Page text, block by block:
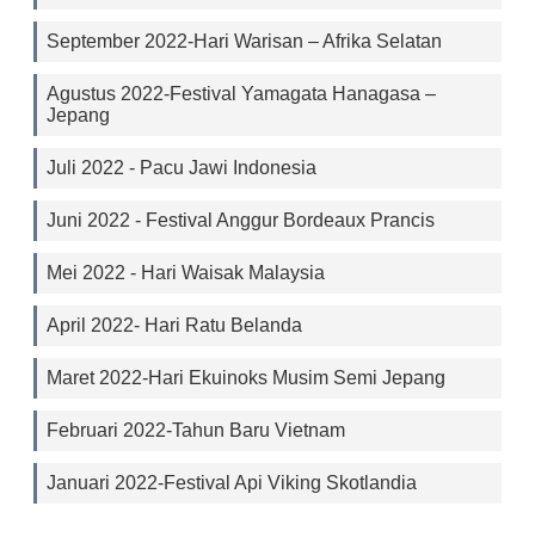
September 2022-Hari Warisan – Afrika Selatan
Agustus 2022-Festival Yamagata Hanagasa –
Jepang
Juli 2022 - Pacu Jawi Indonesia
Juni 2022 - Festival Anggur Bordeaux Prancis
Mei 2022 - Hari Waisak Malaysia
April 2022- Hari Ratu Belanda
Maret 2022-Hari Ekuinoks Musim Semi Jepang
Februari 2022-Tahun Baru Vietnam
Januari 2022-Festival Api Viking Skotlandia